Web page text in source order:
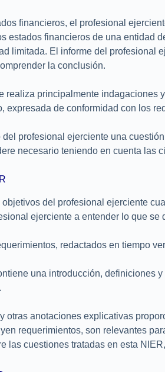
financieros, el profesional
estados financieros de una entidad
limitada. El informe del profesional
la conclusión.
realiza principalmente indagaciones
expresada de conformidad con los
profesional ejerciente una
necesario teniendo en cuenta las
del profesional ejerciente
ejerciente a entender lo que se
redactados en tiempo
una introducción, definiciones
otras anotaciones explicativas
requerimientos, son relevantes
las cuestiones tratadas en esta